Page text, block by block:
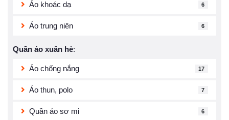
Áo khoác dạ 6
Áo trung niên 6
Quần áo xuân hè:
Áo chống nắng 17
Áo thun, polo 7
Quần áo sơ mi 6